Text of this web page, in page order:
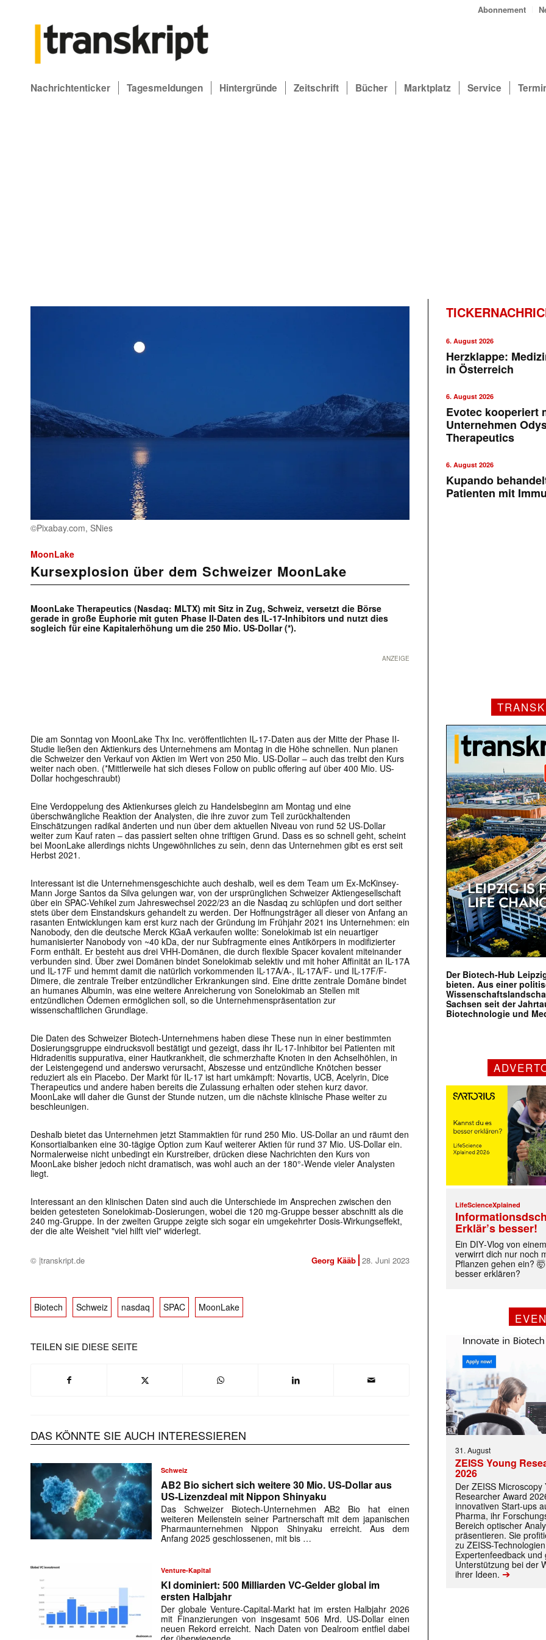
Mit dem |transkript-Newsletter jede Woche aktuell
E-
Mail
(erforderlich)
Abonnement
Nachrichtenticker Tagesmeldungen Hintergründe Zeitschrift Bücher Marktplatz Service
©Pixabay.com, SNies
MoonLake
Kursexplosion über dem Schweizer MoonLake
MoonLake Therapeutics (Nasdaq: MLTX) mit Sitz in Zug, Schweiz, versetzt die Börse
gerade in große Euphorie mit guten Phase II-Daten des IL-17-Inhibitors und nutzt dies
sogleich für eine Kapitalerhöhung um die 250 Mio. US-Dollar (*).
ANZEIGE
Die am Sonntag von MoonLake Thx Inc. veröffentlichten IL-17-Daten aus der Mitte der Phase II-
Studie ließen den Aktienkurs des Unternehmens am Montag in die Höhe schnellen. Nun planen
die Schweizer den Verkauf von Aktien im Wert von 250 Mio. US-Dollar – auch das treibt den Kurs
weiter nach oben. (*Mittlerweile hat sich dieses Follow on public offering auf über 400 Mio. US-
Dollar hochgeschraubt)
Eine Verdoppelung des Aktienkurses gleich zu Handelsbeginn am Montag und eine
überschwängliche Reaktion der Analysten, die ihre zuvor zum Teil zurückhaltenden
Einschätzungen radikal änderten und nun über dem aktuellen Niveau von rund 52 US-Dollar
weiter zum Kauf raten – das passiert selten ohne triftigen Grund. Dass es so schnell geht, scheint
bei MoonLake allerdings nichts Ungewöhnliches zu sein, denn das Unternehmen gibt es erst seit
Herbst 2021.
Interessant ist die Unternehmensgeschichte auch deshalb, weil es dem Team um Ex-McKinsey-
Mann Jorge Santos da Silva gelungen war, von der ursprünglichen Schweizer Aktiengesellschaft
über ein SPAC-Vehikel zum Jahreswechsel 2022/23 an die Nasdaq zu schlüpfen und dort seither
stets über dem Einstandskurs gehandelt zu werden. Der Hoffnungsträger all dieser von Anfang an
rasanten Entwicklungen kam erst kurz nach der Gründung im Frühjahr 2021 ins Unternehmen: ein
Nanobody, den die deutsche Merck KGaA verkaufen wollte: Sonelokimab ist ein neuartiger
humanisierter Nanobody von ~40 kDa, der nur Subfragmente eines Antikörpers in modifizierter
Form enthält. Er besteht aus drei VHH-Domänen, die durch flexible Spacer kovalent miteinander
verbunden sind. Über zwei Domänen bindet Sonelokimab selektiv und mit hoher Affinität an IL-17A
und IL-17F und hemmt damit die natürlich vorkommenden IL-17A/A-, IL-17A/F- und IL-17F/F-
Dimere, die zentrale Treiber entzündlicher Erkrankungen sind. Eine dritte zentrale Domäne bindet
an humanes Albumin, was eine weitere Anreicherung von Sonelokimab an Stellen mit
entzündlichen Ödemen ermöglichen soll, so die Unternehmenspräsentation zur
wissenschaftlichen Grundlage.
Die Daten des Schweizer Biotech-Unternehmens haben diese These nun in einer bestimmten
Dosierungsgruppe eindrucksvoll bestätigt und gezeigt, dass ihr IL-17-Inhibitor bei Patienten mit
Hidradenitis suppurativa, einer Hautkrankheit, die schmerzhafte Knoten in den Achselhöhlen, in
der Leistengegend und anderswo verursacht, Abszesse und entzündliche Knötchen besser
reduziert als ein Placebo. Der Markt für IL-17 ist hart umkämpft: Novartis, UCB, Acelyrin, Dice
Therapeutics und andere haben bereits die Zulassung erhalten oder stehen kurz davor.
MoonLake will daher die Gunst der Stunde nutzen, um die nächste klinische Phase weiter zu
beschleunigen.
Deshalb bietet das Unternehmen jetzt Stammaktien für rund 250 Mio. US-Dollar an und räumt den
Konsortialbanken eine 30-tägige Option zum Kauf weiterer Aktien für rund 37 Mio. US-Dollar ein.
Normalerweise nicht unbedingt ein Kurstreiber, drücken diese Nachrichten den Kurs von
MoonLake bisher jedoch nicht dramatisch, was wohl auch an der 180°-Wende vieler Analysten
liegt.
Interessant an den klinischen Daten sind auch die Unterschiede im Ansprechen zwischen den
beiden getesteten Sonelokimab-Dosierungen, wobei die 120 mg-Gruppe besser abschnitt als die
240 mg-Gruppe. In der zweiten Gruppe zeigte sich sogar ein umgekehrter Dosis-Wirkungseffekt,
der die alte Weisheit "viel hilft viel" widerlegt.
© |transkript.de Georg Kääb 28. Juni 2023
Biotech Schweiz nasdaq SPAC MoonLake
TEILEN SIE DIESE SEITE
DAS KÖNNTE SIE AUCH INTERESSIEREN
Schweiz
AB2 Bio sichert sich weitere 30 Mio. US-Dollar aus
US-Lizenzdeal mit Nippon Shinyaku
Das Schweizer Biotech-Unternehmen AB2 Bio hat einen
weiteren Meilenstein seiner Partnerschaft mit dem japanischen
Pharmaunternehmen Nippon Shinyaku erreicht. Aus dem
Anfang 2025 geschlossenen, mit bis …
Venture-Kapital
KI dominiert: 500 Milliarden VC-Gelder global im
ersten Halbjahr
Der globale Venture-Capital-Markt hat im ersten Halbjahr 2026
mit Finanzierungen von insgesamt 506 Mrd. US-Dollar einen
neuen Rekord erreicht. Nach Daten von Dealroom entfiel dabei
6. August 2026
Herzklappe:
in Österreich
6. August 2026
Evotec kooperiert
Unternehmen
Therapeutics
6. August 2026
Kupando
Patienten mit
Der Biotech-Hub
bieten. Aus einer
Sachsen seit der
Biotechnologie und
LifeScienceXplained
Erklär’s besser!
Ein DIY‑Vlog von
verwirrt dich nur noch
Pflanzen gehen ein?
besser erklären?
31. August
ZEISS Young
2026
Der ZEISS Microscopy
Researcher Award
innovativen Start-ups
Pharma, ihr
Bereich optischer
präsentieren. Sie
zu ZEISS-
Expertenfeedback und
Unterstützung bei der
ihrer Ideen. ➔